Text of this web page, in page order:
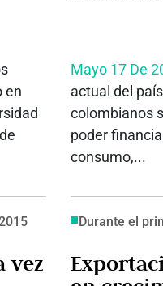
en
Mayo 17 De
actual del
colombianos
poder
consumo,...
vez
Durante el